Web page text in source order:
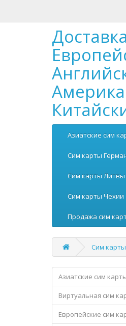
Доставка
Азиатские сим
Сим карты
Сим карты Литвы
Сим карты Чехии
Продажа сим
Сим
Азиатские сим
Виртуальная сим
Европейские сим